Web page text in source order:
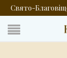
Свято-